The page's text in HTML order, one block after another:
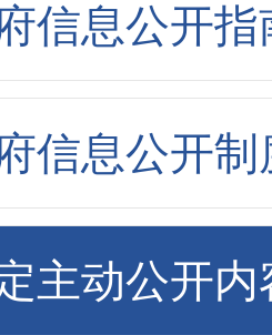
信息公开指
信息公开制
主动公开内
食品安全抽检
不合格食品核查
食品安全消费提
药品零售企业监
医疗器械机构使